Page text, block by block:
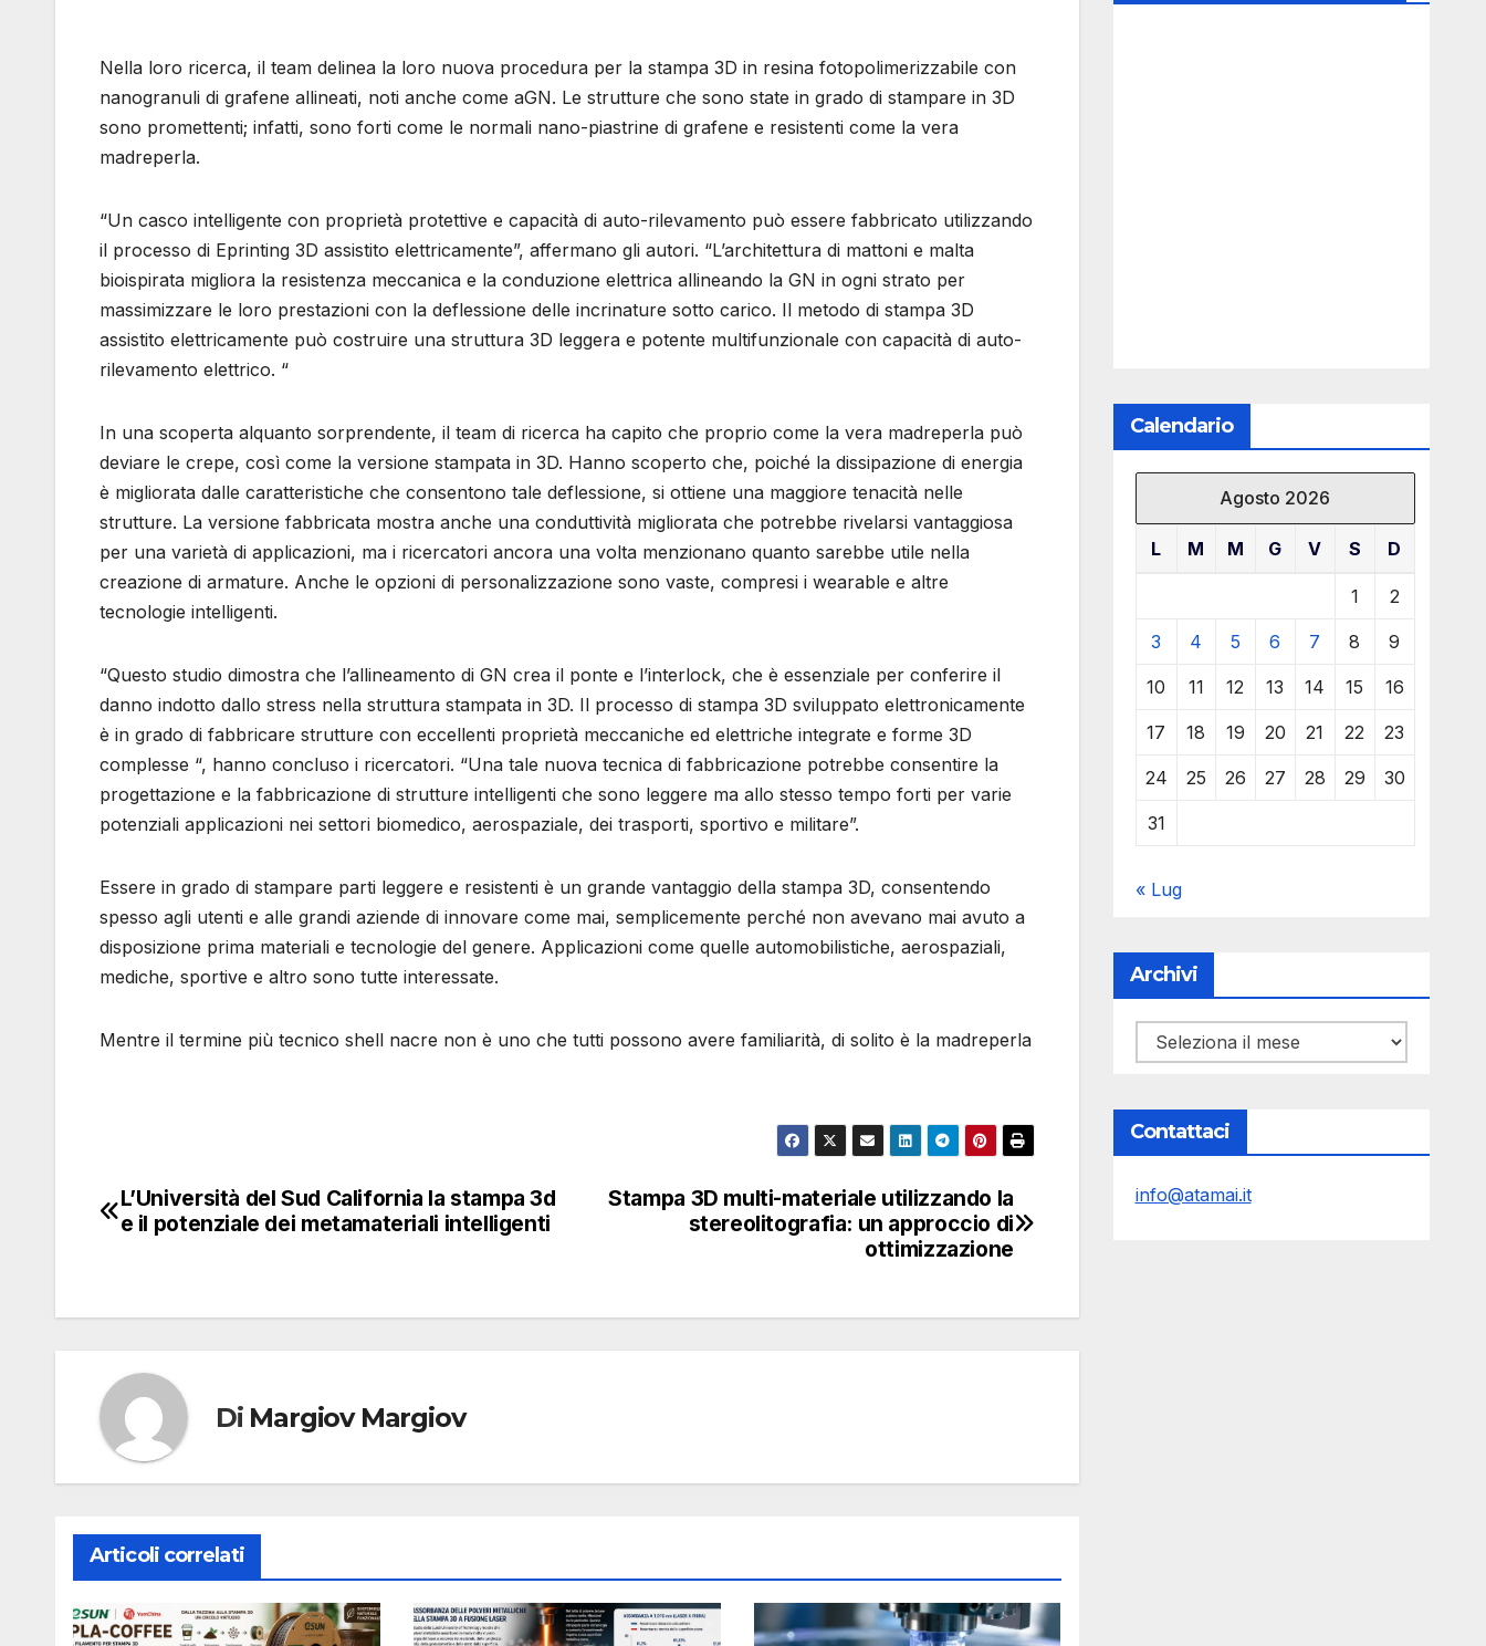
Nella loro ricerca, il team delinea la loro nuova procedura per la stampa 3D in resina fotopolimerizzabile con
nanogranuli di grafene allineati, noti anche come aGN. Le strutture che sono state in grado di stampare in 3D
sono promettenti; infatti, sono forti come le normali nano-piastrine di grafene e resistenti come la vera
madreperla.
“Un casco intelligente con proprietà protettive e capacità di auto-rilevamento può essere fabbricato utilizzando
il processo di Eprinting 3D assistito elettricamente”, affermano gli autori. “L’architettura di mattoni e malta
bioispirata migliora la resistenza meccanica e la conduzione elettrica allineando la GN in ogni strato per
massimizzare le loro prestazioni con la deflessione delle incrinature sotto carico. Il metodo di stampa 3D
assistito elettricamente può costruire una struttura 3D leggera e potente multifunzionale con capacità di auto-
rilevamento elettrico. “
In una scoperta alquanto sorprendente, il team di ricerca ha capito che proprio come la vera madreperla può
deviare le crepe, così come la versione stampata in 3D. Hanno scoperto che, poiché la dissipazione di energia
è migliorata dalle caratteristiche che consentono tale deflessione, si ottiene una maggiore tenacità nelle
strutture. La versione fabbricata mostra anche una conduttività migliorata che potrebbe rivelarsi vantaggiosa
per una varietà di applicazioni, ma i ricercatori ancora una volta menzionano quanto sarebbe utile nella
creazione di armature. Anche le opzioni di personalizzazione sono vaste, compresi i wearable e altre
tecnologie intelligenti.
“Questo studio dimostra che l’allineamento di GN crea il ponte e l’interlock, che è essenziale per conferire il
danno indotto dallo stress nella struttura stampata in 3D. Il processo di stampa 3D sviluppato elettronicamente
è in grado di fabbricare strutture con eccellenti proprietà meccaniche ed elettriche integrate e forme 3D
complesse “, hanno concluso i ricercatori. “Una tale nuova tecnica di fabbricazione potrebbe consentire la
progettazione e la fabbricazione di strutture intelligenti che sono leggere ma allo stesso tempo forti per varie
potenziali applicazioni nei settori biomedico, aerospaziale, dei trasporti, sportivo e militare”.
Essere in grado di stampare parti leggere e resistenti è un grande vantaggio della stampa 3D, consentendo
spesso agli utenti e alle grandi aziende di innovare come mai, semplicemente perché non avevano mai avuto a
disposizione prima materiali e tecnologie del genere. Applicazioni come quelle automobilistiche, aerospaziali,
mediche, sportive e altro sono tutte interessate.
Mentre il termine più tecnico shell nacre non è uno che tutti possono avere familiarità, di solito è la madreperla
Navigazione
Stampa 3D multi-materiale utilizzando la
stereolitografia: un approccio di
ottimizzazione
L’Università del Sud California la stampa 3d
e il potenziale dei metamateriali intelligenti
Di Margiov Margiov
Articoli correlati
Calendario
Agosto 2026
L M M G V S D
1 2
3 4 5 6 7 8 9
10 11 12 13 14 15 16
17 18 19 20 21 22 23
24 25 26 27 28 29 30
31
« Lug
Archivi
Archivi
Contattaci
info@atamai.it